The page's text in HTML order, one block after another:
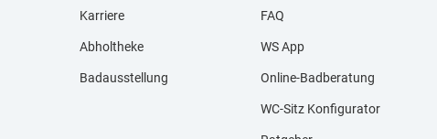
Karriere
Abholtheke
Badausstellung
FAQ
WS App
Online-Badberatung
WC-Sitz Konfigurator